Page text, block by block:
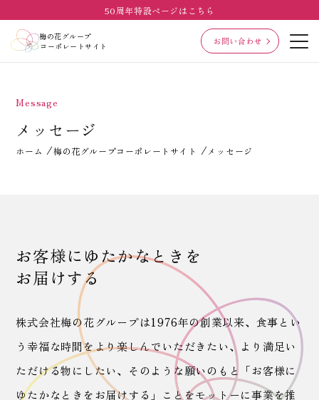
50周年特設ページはこちら
梅の花グループ
コーポレートサイト
お問い合わせ
Message
メッセージ
ホーム 梅の花グループコーポレートサイト メッセージ
お客様にゆたかなときを
お届けする
株式会社梅の花グループは1976年の創業以来、食事とい
う幸福な時間をより楽しんでいただきたい、 より満足い
ただける物にしたい、そのような願いのもと「お客様に
ゆたかなときをお届けする」ことをモットーに事業を推